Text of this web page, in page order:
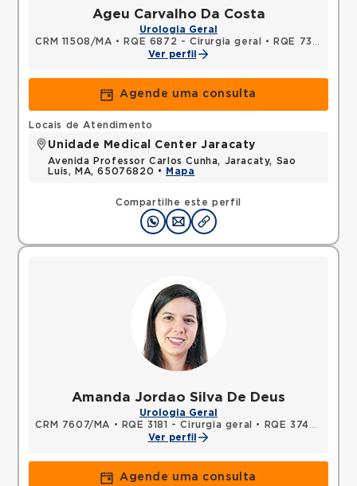
Ageu Carvalho Da Costa
Urologia Geral
CRM 11508/MA • RQE 6872 - Cirurgia geral •
RQE 7350 - Urologia
Ver perfil
Agende uma consulta
Compartilhe este perfil
Locais de Atendimento
Unidade Medical Center Jaracaty
Avenida Professor Carlos Cunha, Jaracaty, Sao
Luis, MA, 65076820 •
Mapa
Amanda Jordao Silva De Deus
Urologia Geral
CRM 7607/MA • RQE 3181 - Cirurgia geral •
RQE 3745 - Urologia
Ver perfil
Agende uma consulta